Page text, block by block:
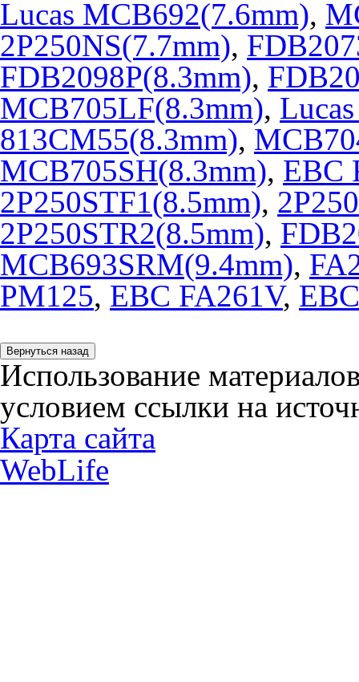
Lucas MCB692(7.6mm),
2P250NS(7.7mm),
FDB2098P(8.3mm),
MCB705LF(8.3mm),
813CM55(8.3mm),
MCB705SH(8.3mm), EBC
2P250STF1(8.5mm),
2P250STR2(8.5mm),
MCB693SRM(9.4mm),
PM125, EBC FA261V,
Использование
условием ссылки на
Карта сайта
WebLife